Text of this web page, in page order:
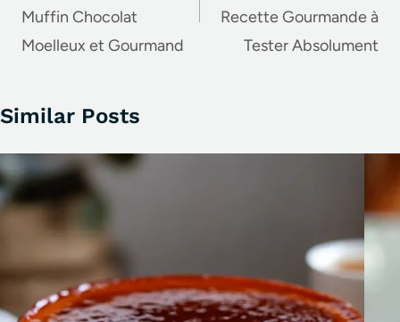
Muffin Chocolat
Moelleux et Gourmand
Recette Gourmande à
Tester Absolument
Similar Posts